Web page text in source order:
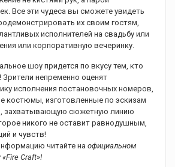
Все эти чудеса вы сможете увидеть
их своим гостям,
исполнителей на свадьбу или
или корпоративную вечеринку.
шоу придется по вкусу тем, кто
Зрители непременно оценят
исполнения постановочных номеров,
костюмы, изготовленные по эскизам
захватывающую сюжетную линию
никого не оставит равнодушным,
и чувств!
читайте на официальном
Craft»!